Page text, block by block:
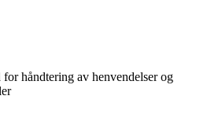
håndtering av henvendelser og